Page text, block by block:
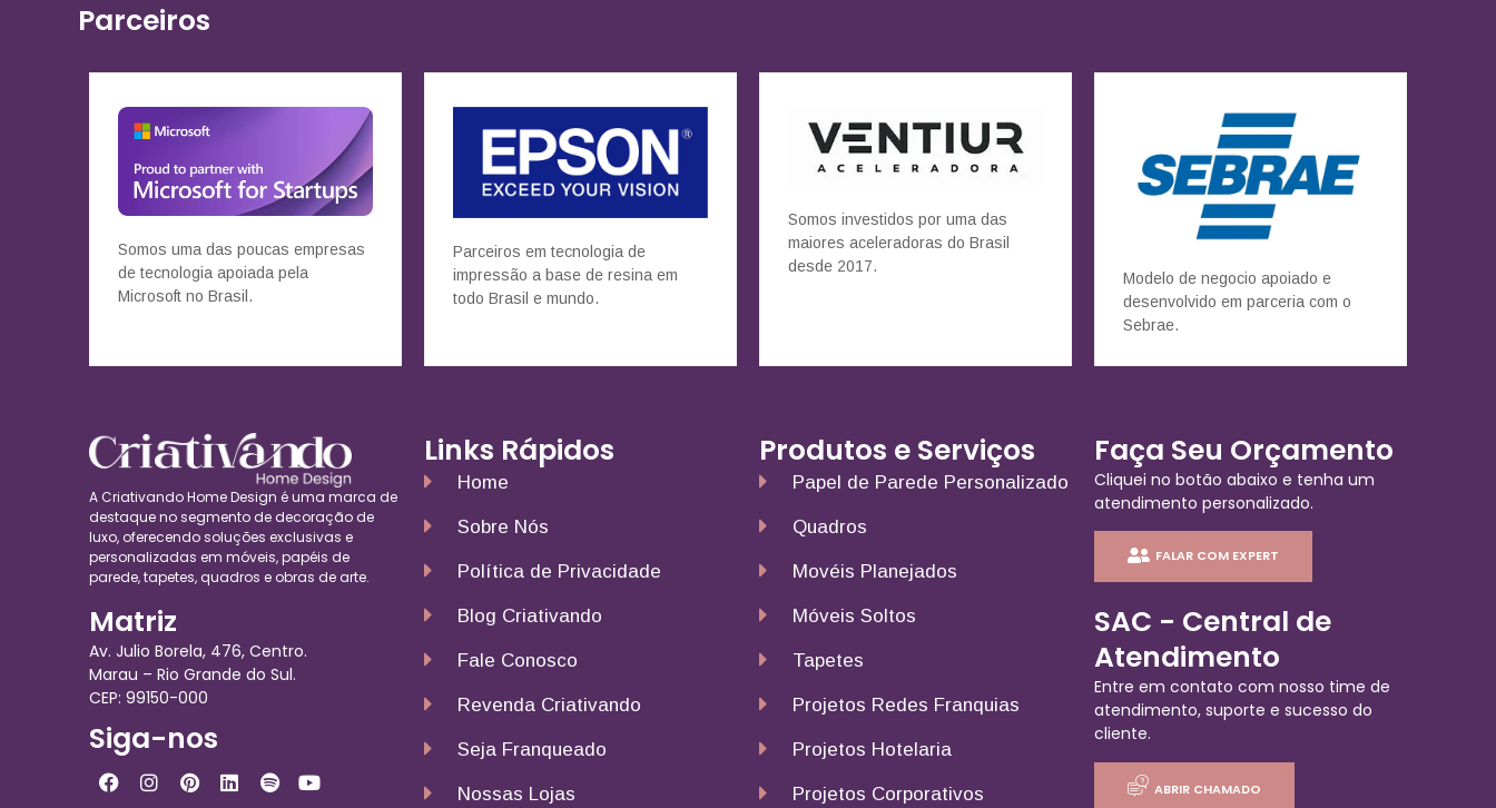
A Criativando Home Design é uma marca de
destaque no segmento de decoração de
luxo, oferecendo soluções exclusivas e
personalizadas em móveis, papéis de
parede, tapetes, quadros e obras de arte.
Matriz
Av. Julio Borela, 476, Centro.
Marau – Rio Grande do Sul.
CEP: 99150-000
Siga-nos
Links Rápidos
Home
Sobre Nós
Política de Privacidade
Blog Criativando
Fale Conosco
Revenda Criativando
Seja Franqueado
Nossas Lojas
Produtos e Serviços
Papel de Parede Personalizado
Quadros
Movéis Planejados
Móveis Soltos
Tapetes
Projetos Redes Franquias
Projetos Hotelaria
Projetos Corporativos
Faça Seu Orçamento
Cliquei no botão abaixo e tenha um
atendimento personalizado.
FALAR COM EXPERT
SAC - Central de
Atendimento
Entre em contato com nosso time de
atendimento, suporte e sucesso do
cliente.
ABRIR CHAMADO
Parceiros
Somos uma das poucas empresas
de tecnologia apoiada pela
Microsoft no Brasil.
Parceiros em tecnologia de
impressão a base de resina em
todo Brasil e mundo.
Somos investidos por uma das
maiores aceleradoras do Brasil
desde 2017.
Modelo de negocio apoiado e
desenvolvido em parceria com o
Sebrae.